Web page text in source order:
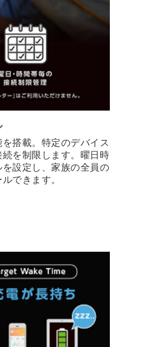
搭載。特定のデバイス
を制限します。曜日時
設定し、家族の全員の
できます。